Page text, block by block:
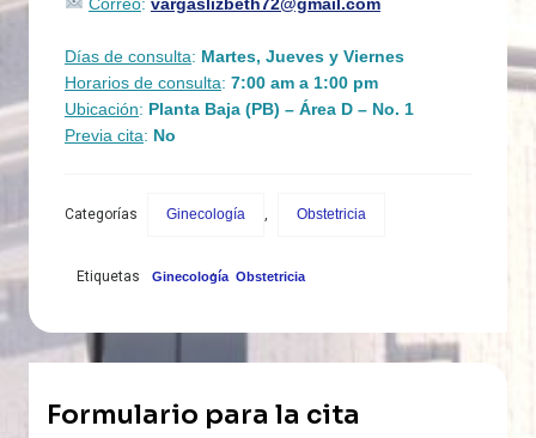
Días de consulta: Martes, Jueves y Viernes
Horarios de consulta: 7:00 am a 1:00 pm
Ubicación: Planta Baja (PB) – Área D – No. 1
Previa cita: No
Categorías Ginecología Obstetricia
Etiquetas Ginecología
, Obstetricia
Formulario para la cita